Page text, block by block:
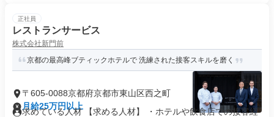
正社員
レストランサービス
株式会社新門前
京都の最高峰ブティックホテルで 洗練された接客スキルを磨く
〒605-0088京都府京都市東山区西之町
月給25万円以上
求めている人材 【求める人材】 ・ホテルや飲食店での接客経